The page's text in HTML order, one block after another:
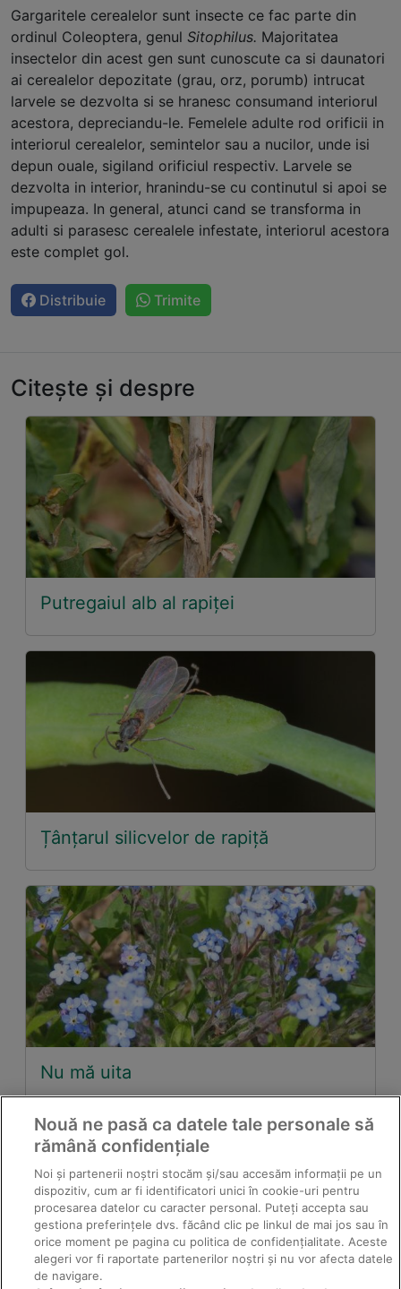
Gargaritele cerealelor sunt insecte ce fac parte din
ordinul Coleoptera, genul Sitophilus. Majoritatea
insectelor din acest gen sunt cunoscute ca si daunatori
ai cerealelor depozitate (grau, orz, porumb) intrucat
larvele se dezvolta si se hranesc consumand interiorul
acestora, depreciandu-le. Femelele adulte rod orificii in
interiorul cerealelor, semintelor sau a nucilor, unde isi
depun ouale, sigiland orificiul respectiv. Larvele se
dezvolta in interior, hranindu-se cu continutul si apoi se
impupeaza. In general, atunci cand se transforma in
adulti si parasesc cerealele infestate, interiorul acestora
este complet gol.
Distribuie Trimite
Citește și despre
Putregaiul alb al rapiței
Țânțarul silicvelor de rapiță
Nu mă uita
Nouă ne pasă ca datele tale personale să
rămână confidențiale
Noi și partenerii noștri stocăm și/sau accesăm informații pe un
dispozitiv, cum ar fi identificatori unici în cookie-uri pentru
procesarea datelor cu caracter personal. Puteți accepta sau
gestiona preferințele dvs. făcând clic pe linkul de mai jos sau în
orice moment pe pagina cu politica de confidențialitate. Aceste
alegeri vor fi raportate partenerilor noștri și nu vor afecta datele
de navigare.